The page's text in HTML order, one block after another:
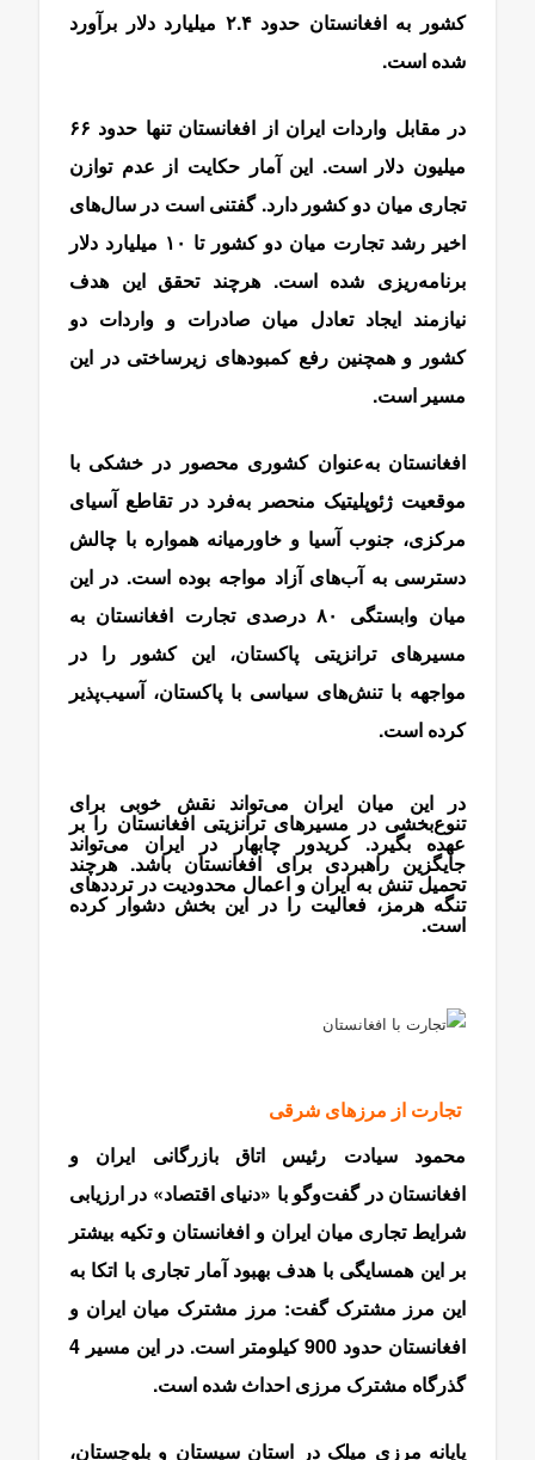
کشور به افغانستان حدود ۲.۴ میلیارد دلار برآورد
شده است.
در مقابل واردات ایران از افغانستان تنها حدود ۶۶
میلیون دلار است. این آمار حکایت از عدم توازن
تجاری میان دو کشور دارد. گفتنی است در سال‌های
اخیر رشد تجارت میان دو کشور تا ۱۰ میلیارد دلار
برنامه‌ریزی شده است. هرچند تحقق این هدف
نیازمند ایجاد تعادل میان صادرات و واردات دو
کشور و همچنین رفع کمبودهای زیرساختی در این
مسیر است.
افغانستان به‌عنوان کشوری محصور در خشکی با
موقعیت ژئوپلیتیک منحصر به‌فرد در تقاطع آسیای
مرکزی، جنوب آسیا و خاورمیانه همواره با چالش
دسترسی به آب‌های آزاد مواجه بوده است. در این
میان وابستگی ۸۰ درصدی تجارت افغانستان به
مسیرهای ترانزیتی پاکستان، این کشور را در
مواجهه با تنش‌های سیاسی با پاکستان، آسیب‌پذیر
کرده است.
در این میان ایران می‌تواند نقش خوبی برای
تنوع‌بخشی در مسیرهای ترانزیتی افغانستان را بر
عهده بگیرد. کریدور چابهار در ایران می‌تواند
جایگزین راهبردی برای افغانستان باشد. هرچند
تحمیل تنش به ایران و اعمال محدودیت در ترددهای
تنگه هرمز، فعالیت را در این بخش دشوار کرده
است.
تجارت از مرزهای شرقی
محمود سیادت رئیس اتاق بازرگانی ایران و
افغانستان در گفت‌وگو با «دنیای اقتصاد» در ارزیابی
شرایط تجاری میان ایران و افغانستان و تکیه بیشتر
بر این همسایگی با هدف بهبود آمار تجاری با اتکا به
این مرز مشترک گفت: مرز مشترک میان ایران و
افغانستان حدود 900 کیلومتر است. در این مسیر 4
گذرگاه مشترک مرزی احداث شده است.
پایانه مرزی میلک در استان سیستان و بلوچستان،